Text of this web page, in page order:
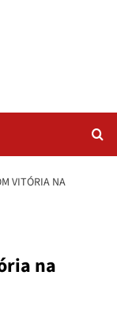
VITÓRIA NA
na